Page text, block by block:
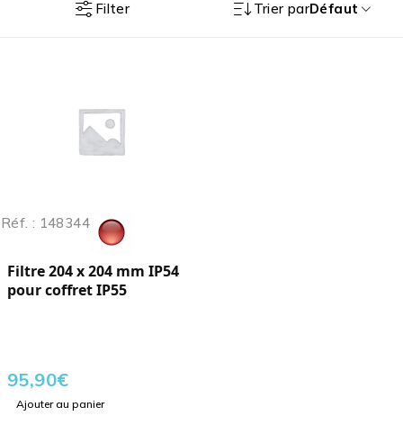
Filter Trier parDéfaut
Réf. : 148344
Filtre 204 x 204 mm IP54
pour coffret IP55
95,90€
Ajouter au panier